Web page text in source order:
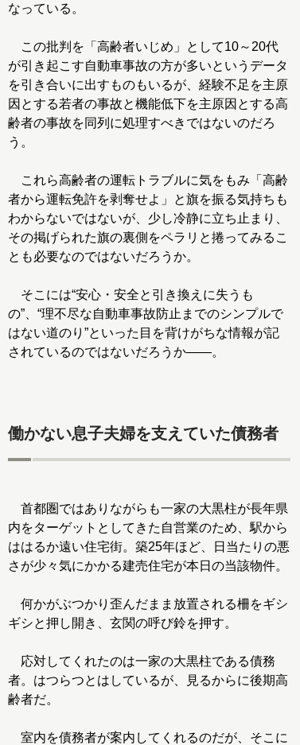
なっている。
この批判を「高齢者いじめ」として10～20代
が引き起こす自動車事故の方が多いというデータ
を引き合いに出すものもいるが、経験不足を主原
因とする若者の事故と機能低下を主原因とする高
齢者の事故を同列に処理すべきではないのだろ
う。
これら高齢者の運転トラブルに気をもみ「高齢
者から運転免許を剥奪せよ」と旗を振る気持ちも
わからないではないが、少し冷静に立ち止まり、
その掲げられた旗の裏側をペラリと捲ってみるこ
とも必要なのではないだろうか。
そこには“安心・安全と引き換えに失うも
の”、“理不尽な自動車事故防止までのシンプルで
はない道のり”といった目を背けがちな情報が記
されているのではないだろうか――。
働かない息子夫婦を支えていた債務者
首都圏ではありながらも一家の大黒柱が長年県
内をターゲットとしてきた自営業のため、駅から
ははるか遠い住宅街。築25年ほど、日当たりの悪
さが少々気にかかる建売住宅が本日の当該物件。
何かがぶつかり歪んだまま放置される柵をギシ
ギシと押し開き、玄関の呼び鈴を押す。
応対してくれたのは一家の大黒柱である債務
者。はつらつとはしているが、見るからに後期高
齢者だ。
室内を債務者が案内してくれるのだが、そこに